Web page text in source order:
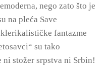
nego zato što je
na pleća Save
fantazme
su tako
stožer srpstva ni Srbin!